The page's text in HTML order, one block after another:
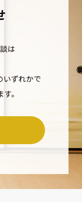
は
いずれかで
。